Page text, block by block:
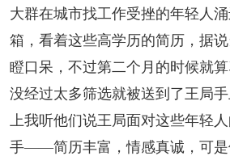
大群在城市找工作受挫的年轻人
箱，看着这些高学历的简历，据
瞪口呆，不过第二个月的时候就
没经过太多筛选就被送到了王局
上我听他们说王局面对这些年轻
手——简历丰富，情感真诚，可是